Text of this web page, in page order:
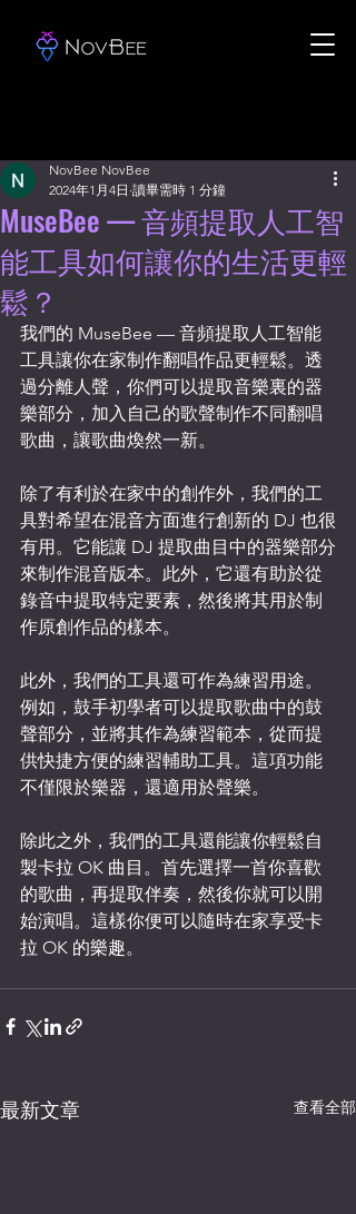
MuseBee — 音頻提取人工智
能工具如何讓你的生活更輕
鬆？
NovBee NovBee
2024年1月4日 讀畢需時 1 分鐘
我們的 MuseBee — 音頻提取人工智能
工具讓你在家制作翻唱作品更輕鬆。透
過分離人聲，你們可以提取音樂裏的器
樂部分，加入自己的歌聲制作不同翻唱
歌曲，讓歌曲煥然一新。
除了有利於在家中的創作外，我們的工
具對希望在混音方面進行創新的 DJ 也很
有用。它能讓 DJ 提取曲目中的器樂部分
來制作混音版本。此外，它還有助於從
錄音中提取特定要素，然後將其用於制
作原創作品的樣本。
此外，我們的工具還可作為練習用途。
例如，鼓手初學者可以提取歌曲中的鼓
聲部分，並將其作為練習範本，從而提
供快捷方便的練習輔助工具。這項功能
不僅限於樂器，還適用於聲樂。
除此之外，我們的工具還能讓你輕鬆自
製卡拉 OK 曲目。首先選擇一首你喜歡
的歌曲，再提取伴奏，然後你就可以開
始演唱。這樣你便可以隨時在家享受卡
拉 OK 的樂趣。
最新文章 查看全部